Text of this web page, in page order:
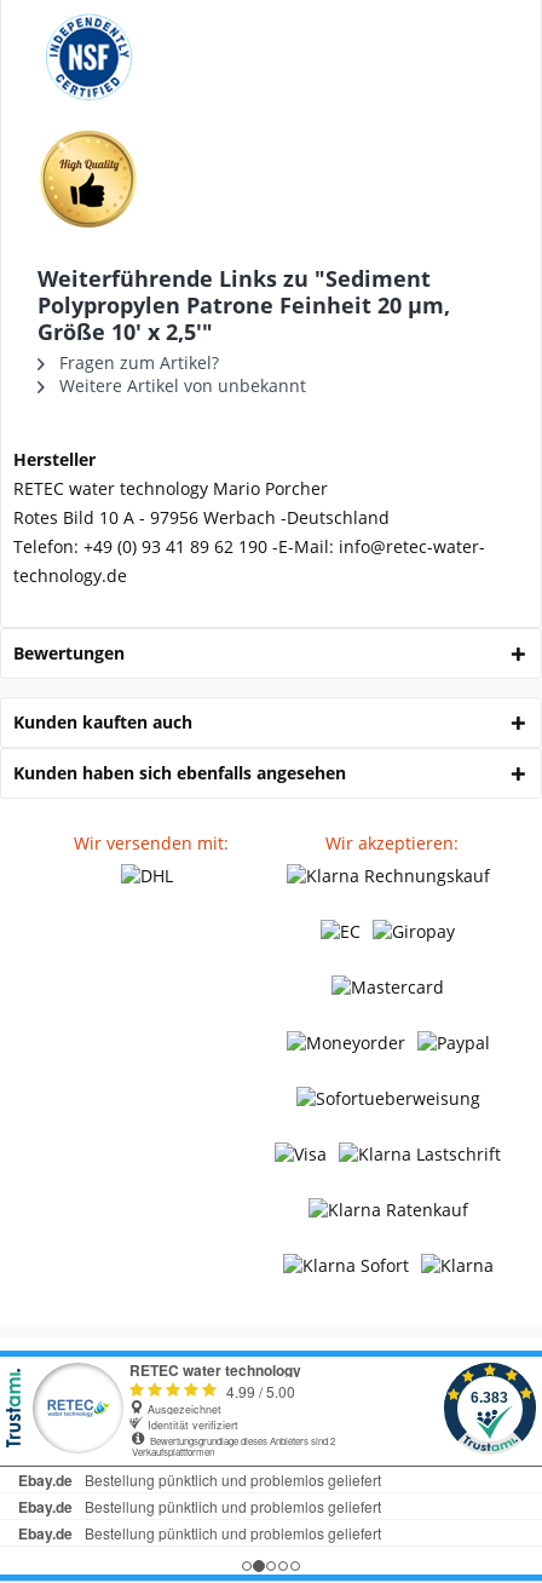
Weiterführende Links zu "Sediment
Polypropylen Patrone Feinheit 20 µm,
Größe 10' x 2,5'"
Fragen zum Artikel?
Weitere Artikel von unbekannt
Hersteller
RETEC water technology Mario Porcher
Rotes Bild 10 A - 97956 Werbach -Deutschland
Telefon: +49 (0) 93 41 89 62 190 -E-Mail: info@retec-water-
technology.de
Bewertungen
Kunden kauften auch
Kunden haben sich ebenfalls angesehen
Wir versenden mit: Wir akzeptieren: